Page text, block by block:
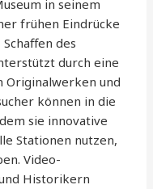
in seinem
frühen Eindrücke
des
durch eine
Originalwerken und
können in die
sie innovative
Stationen nutzen,
Video-
Historikern